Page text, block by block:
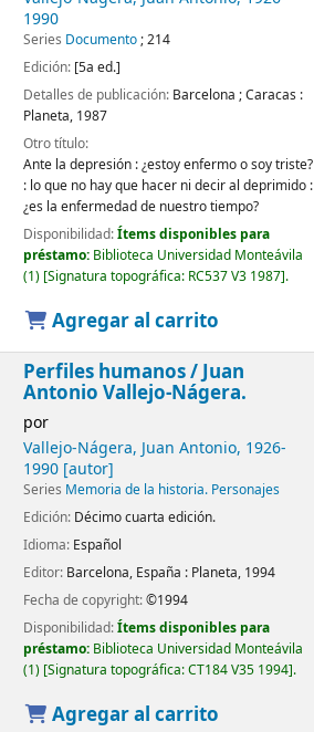
1990
Series Documento; 214
Edición: [5a ed.]
Detalles de publicación: Barcelona ; Caracas :
Planeta, 1987
Otro título:
Ante la depresión : ¿estoy enfermo o soy triste?
: lo que no hay que hacer ni decir al deprimido :
¿es la enfermedad de nuestro tiempo?
Disponibilidad:Ítems disponibles para
préstamo: Biblioteca Universidad Monteávila
(1) Signatura topográfica: RC537 V3 1987 .
Agregar al carrito
Perfiles humanos /Juan
Antonio Vallejo-Nágera.
por
Vallejo-Nágera, Juan Antonio, 1926-
1990[autor]
Series Memoria de la historia. Personajes
Edición: Décimo cuarta edición.
Idioma: Español
Editor: Barcelona, España : Planeta, 1994
Fecha de copyright:©1994
Disponibilidad:Ítems disponibles para
préstamo: Biblioteca Universidad Monteávila
(1) Signatura topográfica:CT184 V35 1994 .
Agregar al carrito